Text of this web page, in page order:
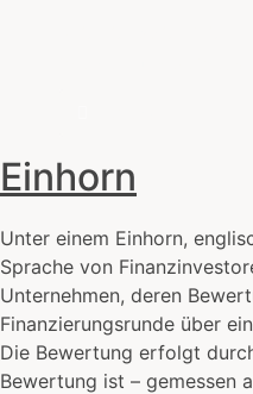
Einhorn
Unter einem Einhorn,
Sprache von
Unternehmen, deren
Finanzierungsrunde über
Die Bewertung erfolgt
Bewertung ist – gemessen